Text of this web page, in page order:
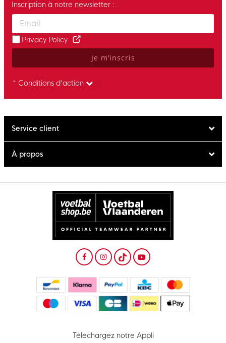
Enter your email and accept the privacy policy to subscribe to
Inscription à notre newsletter :
Privacy Policy
Je m’inscris
* Conditions d'action
Service client
À propos
Téléchargez notre Appli